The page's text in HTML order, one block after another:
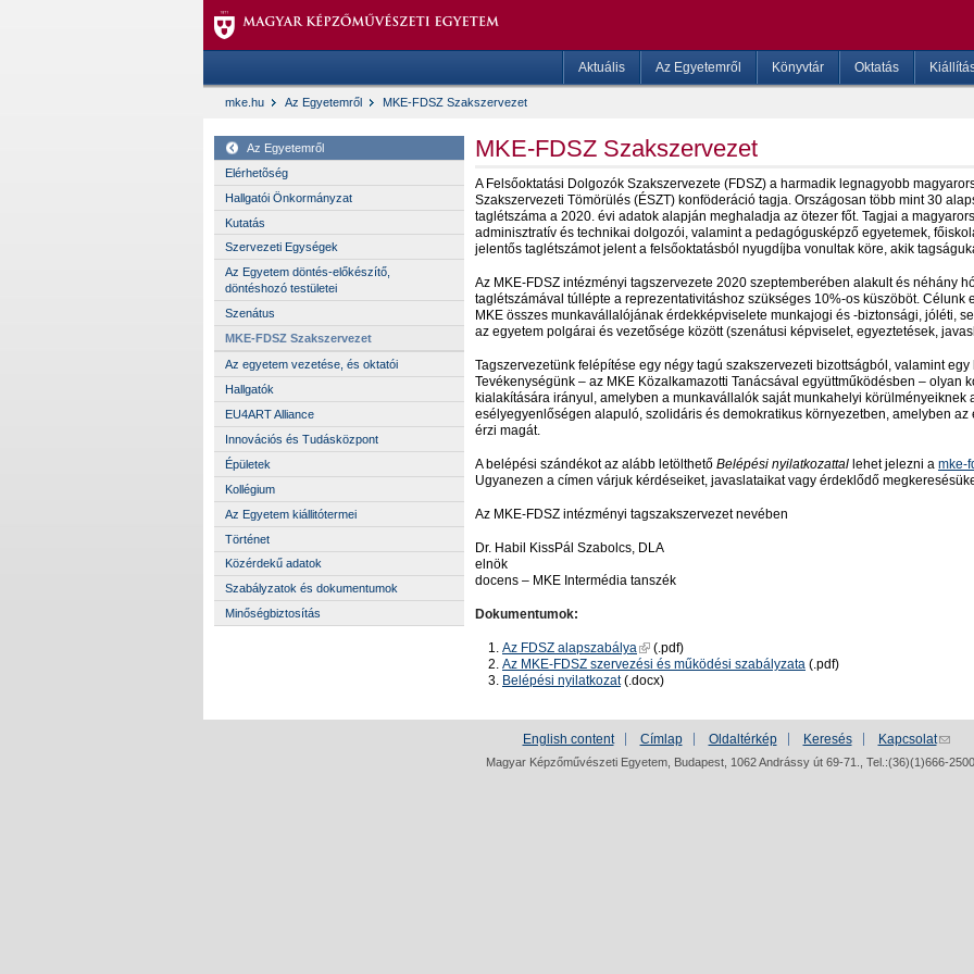
Aktuális Az Egyetemről Könyvtár Oktatás
mke.hu Az Egyetemről MKE-FDSZ Szakszervezet
Az Egyetemről
Elérhetõség
Hallgatói Önkormányzat
Kutatás
Szervezeti Egységek
Az Egyetem döntés-előkészítő,
döntéshozó testületei
Szenátus
MKE-FDSZ Szakszervezet
Az egyetem vezetése, és oktatói
Hallgatók
EU4ART Alliance
Innovációs és Tudásközpont
Épületek
Kollégium
Az Egyetem kiállitótermei
Történet
Közérdekű adatok
Szabályzatok és dokumentumok
Minőségbiztosítás
MKE-FDSZ Szakszervezet
A Felsőoktatási Dolgozók Szakszervezete (FDSZ) a harmadik legnagyobb
Szakszervezeti Tömörülés (ÉSZT) konföderáció tagja. Országosan több mint 30
taglétszáma a 2020. évi adatok alapján meghaladja az ötezer főt. Tagjai a
adminisztratív és technikai dolgozói, valamint a pedagógusképző egyetemek,
jelentős taglétszámot jelent a felsőoktatásból nyugdíjba vonultak köre, akik
Az MKE-FDSZ intézményi tagszervezete 2020 szeptemberében alakult és néhány
taglétszámával túllépte a reprezentativitáshoz szükséges 10%-os küszöböt.
MKE összes munkavállalójának érdekképviselete munkajogi és -biztonsági, jóléti,
az egyetem polgárai és vezetősége között (szenátusi képviselet, egyeztetések,
Tagszervezetünk felépítése egy négy tagú szakszervezeti bizottságból, valamint
Tevékenységünk – az MKE Közalkamazotti Tanácsával együttműködésben – olyan
kialakítására irányul, amelyben a munkavállalók saját munkahelyi körülményeiknek
esélyegyenlőségen alapuló, szolidáris és demokratikus környezetben, amelyben
érzi magát.
A belépési szándékot az alább letölthető Belépési nyilatkozattal lehet jelezni a mke-
Ugyanezen a címen várjuk kérdéseiket, javaslataikat vagy érdeklődő
Az MKE-FDSZ intézményi tagszakszervezet nevében
Dr. Habil KissPál Szabolcs, DLA
elnök
docens – MKE Intermédia tanszék
Dokumentumok:
Az FDSZ alapszabálya
(.pdf)
Az MKE-FDSZ szervezési és működési szabályzata (.pdf)
Belépési nyilatkozat(.docx)
English content Címlap Oldaltérkép Keresés Kapcsolat
Magyar Képzőművészeti Egyetem, Budapest, 1062 Andrássy út 69-71., Tel.:(36)(1)666-2500